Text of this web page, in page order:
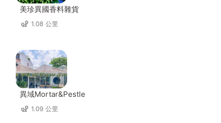
美珍異國香料雜貨
1.08 公里
異域Mortar&Pestle
1.09 公里